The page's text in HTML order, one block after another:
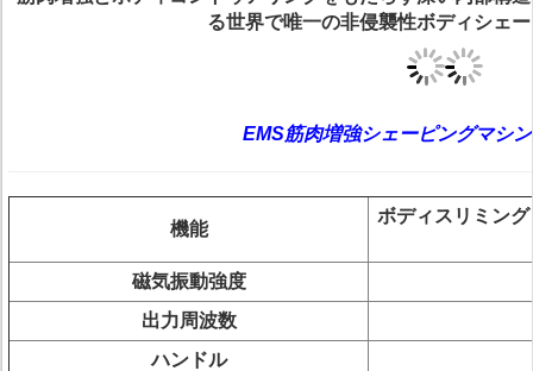
る世界で唯一の非侵襲性ボディシェ
EMS筋肉増強シェーピングマシ
機能
ボディスリミン
磁気振動強度
出力周波数
ハンドル